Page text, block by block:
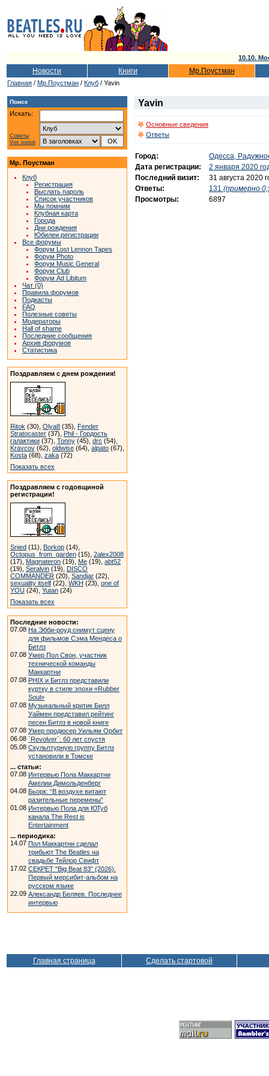
10.10.
Новости Книги Мр.Поустман
Главная / Мр.Поустман / Клуб / Yavin
Поиск
Искать:
Советы
Vox populi
Мр. Поустман
Клуб
Регистрация
Выслать пароль
Список участников
Мы помним
Клубная карта
Города
Дни рождения
Юбилеи регистрации
Все форумы
Форум Lost Lennon Tapes
Форум Photo
Форум Music General
Форум Club
Форум Ad Libitum
Чат (0)
Правила форумов
Подкасты
FAQ
Полезные советы
Модераторы
Hall of shame
Последние сообщения
Архив форумов
Статистика
Поздравляем с днем рождения!
Ritok (30), Olya8 (35), Fender
Stratocaster (37), Phil - Гордость
галактики (37), Tonny (45), drc (54),
Kravcov (62), oldwise (64), alpato (67),
Kosta (68), zaka (72)
Показать всех
Поздравляем с годовщиной
регистрации!
Snied (11), Borkop (14),
Octopus_from_garden (15), 2alex2008
(17), Magnateron (19), Me (19), abt52
(19), Seralvin (19), DISCO
COMMANDER (20), Sandjar (22),
sexuality itself (22), WKH (23), one of
YOU (24), Yutan (24)
Показать всех
Последние новости:
07.08 На Эбби-роуд снимут сцену
для фильмов Сэма Мендеса о
Битлз
07.08 Умер Пол Свон, участник
технической команды
Маккартни
07.08 PHIX и Битлз представили
куртку в стиле эпохи «Rubber
Soul»
07.08 Музыкальный критик Билл
Уаймен представил рейтинг
песен Битлз в новой книге
07.08 Умер продюсер Уильям Орбит
06.08 `Revolver`: 60 лет спустя
05.08 Скульптурную группу Битлз
установили в Томске
... статьи:
07.08 Интервью Пола Маккартни
Амелии Димольденберг
04.08 Бьорк: “В воздухе витают
разительные перемены”
01.08 Интервью Пола для ЮТуб
канала The Rest is
Entertainment
... периодика:
14.07 Пол Маккартни сделал
трибьют The Beatles на
свадьбе Тейлор Свифт
17.02 СЕКРЕТ "Big Beat 83" (2026).
Первый мерсибит-альбом на
русском языке
22.09 Александр Беляев. Последнее
интервью
Yavin
Основные сведения
Ответы
Город:
Одесса,
Дата регистрации:
2 января 2020
Последний визит:
31 августа 2020
Ответы:
131 (примерно
Просмотры:
6897
Главная страница Сделать стартовой